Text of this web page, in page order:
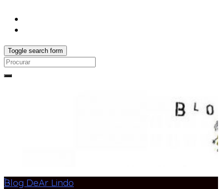
Toggle search form
Search
Blog DeAr Lindo